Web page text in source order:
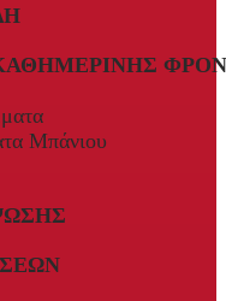
Μπάνιου